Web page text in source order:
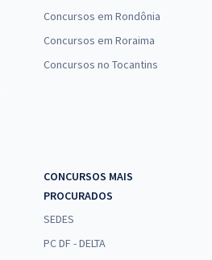
Concursos em Rondônia
Concursos em Roraima
Concursos no Tocantins
CONCURSOS MAIS
PROCURADOS
SEDES
PC DF - DELTA